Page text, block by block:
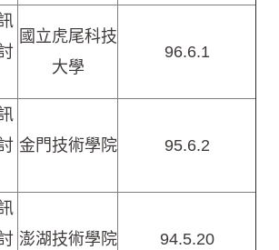
國立虎尾科技
大學
96.6.1
金門技術學院 95.6.2
澎湖技術學院 94.5.20